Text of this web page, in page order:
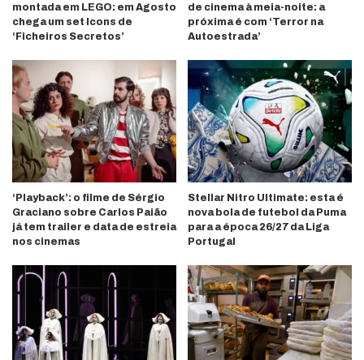
montada em LEGO: em Agosto
chega um set Icons de
‘Ficheiros Secretos’
de cinema à meia-noite: a
próxima é com ‘Terror na
Autoestrada’
‘Playback’: o filme de Sérgio
Graciano sobre Carlos Paião
já tem trailer e data de estreia
nos cinemas
Stellar Nitro Ultimate: esta é
nova bola de futebol da Puma
para a época 26/27 da Liga
Portugal